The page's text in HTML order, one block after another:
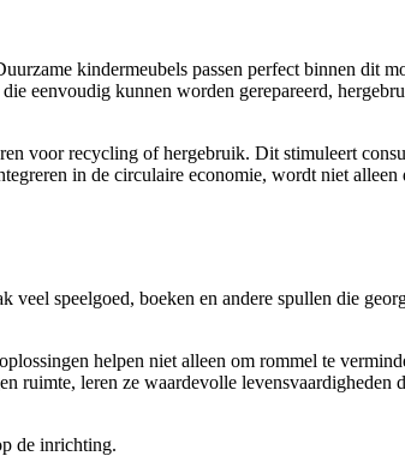
kindermeubels passen perfect binnen dit
eenvoudig kunnen worden gerepareerd,
voor recycling of hergebruik. Dit stimuleert
in de circulaire economie, wordt niet alleen
speelgoed, boeken en andere spullen die
helpen niet alleen om rommel te
ruimte, leren ze waardevolle levensvaardigheden
de inrichting.